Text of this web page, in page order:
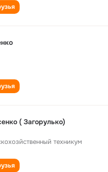
( Загорулько)
техникум